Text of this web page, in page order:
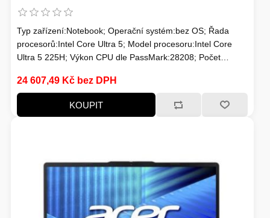
HERNÍ ROUTERY
HERNÍ ZDROJE
KOLOBĚŽKY
EXTENDER-REPEATER
Typ zařízení:Notebook; Operační systém:bez OS; Řada
procesorů:Intel Core Ultra 5; Model procesoru:Intel Core
Ultra 5 225H; Výkon CPU dle PassMark:28208; Počet
Frekvence procesoru (GHz):1.7; TDP:28; Model grafické
karty:Intel Arc; Velikost paměti RAM (GB):16; Úhlopříčka
24 607,49 Kč bez DPH
KOUPIT